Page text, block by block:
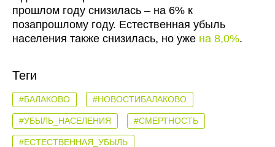
прошлом году снизилась – на 6% к
позапрошлому году. Естественная убыль
населения также снизилась, но уже на 8,0%.
Теги
#БАЛАКОВО #НОВОСТИБАЛАКОВО
#УБЫЛЬ_НАСЕЛЕНИЯ #СМЕРТНОСТЬ
#ЕСТЕСТВЕННАЯ_УБЫЛЬ